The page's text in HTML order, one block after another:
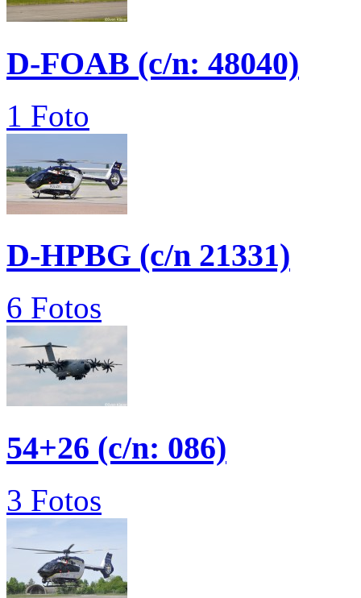
D-FOAB (c/n: 48040)
1 Foto
D-HPBG (c/n 21331)
6 Fotos
54+26 (c/n: 086)
3 Fotos